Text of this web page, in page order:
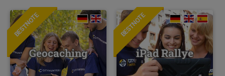
BESTNOTE
Geocaching
BESTNOTE
iPad Rallye